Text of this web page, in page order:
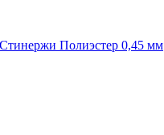
Полиэстер 0,45 мм